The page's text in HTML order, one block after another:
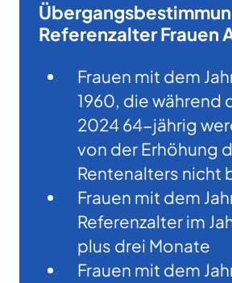
Referenzalter Frauen
Frauen mit dem
1960, die während
2024 64-jährig
von der Erhöhung
Rentenalters nicht
Frauen mit dem
Referenzalter im
plus drei Monate
Frauen mit dem